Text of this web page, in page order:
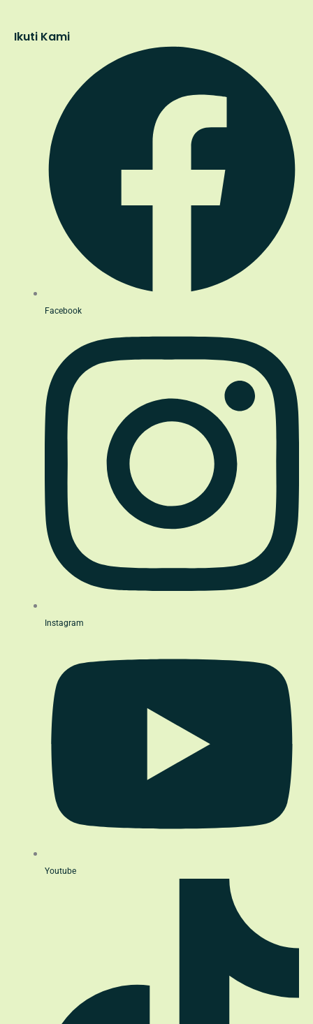
Ikuti Kami
Facebook
Instagram
Youtube